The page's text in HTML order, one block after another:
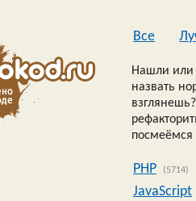
Все
Нашли или
назвать
посмеёмся
PHP (5714)
JavaScript